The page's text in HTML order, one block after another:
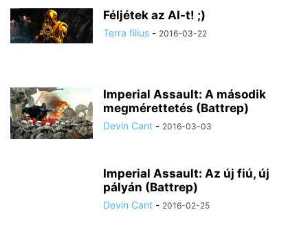
Féljétek az AI-t! ;)
Terra filius - 2016-03-22
Imperial Assault: A második
megmérettetés (Battrep)
Devin Cant - 2016-03-03
Imperial Assault: Az új fiú, új
pályán (Battrep)
Devin Cant - 2016-02-25